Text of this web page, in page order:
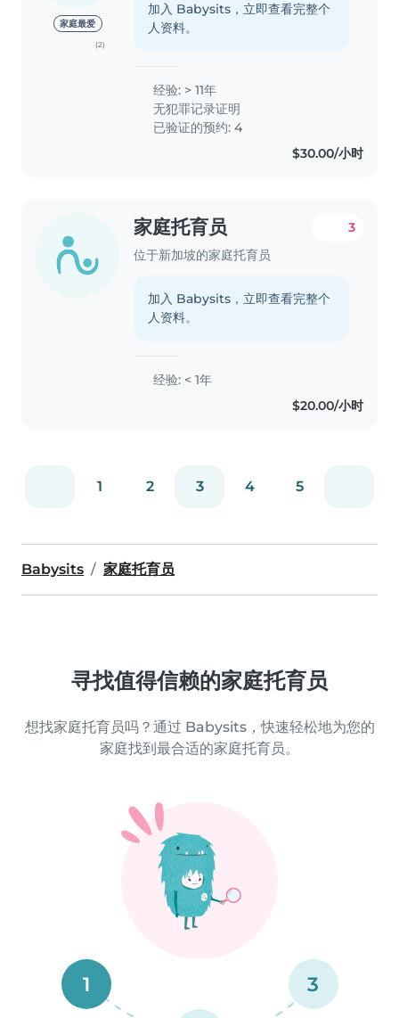
家庭最爱
(2)
加入 Babysits，立即查看完整个
人资料。
经验: > 11年
无犯罪记录证明
已验证的预约: 4
$30.00/小时
家庭托育员
位于新加坡的家庭托育员
3
加入 Babysits，立即查看完整个
人资料。
经验: < 1年
$20.00/小时
1 2 3 4 5
Babysits 家庭托育员
寻找值得信赖的家庭托育员
想找家庭托育员吗？通过 Babysits，快速轻松地为您的
家庭找到最合适的家庭托育员。
1 3